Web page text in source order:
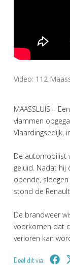
Video: 112
MAASSLUIS –
vlammen
Vlaardingsedijk,
De automobilist
geluid. Nadat
opende,
stond de
De brandweer
voorkomen dat
verloren kan
Deel dit via: